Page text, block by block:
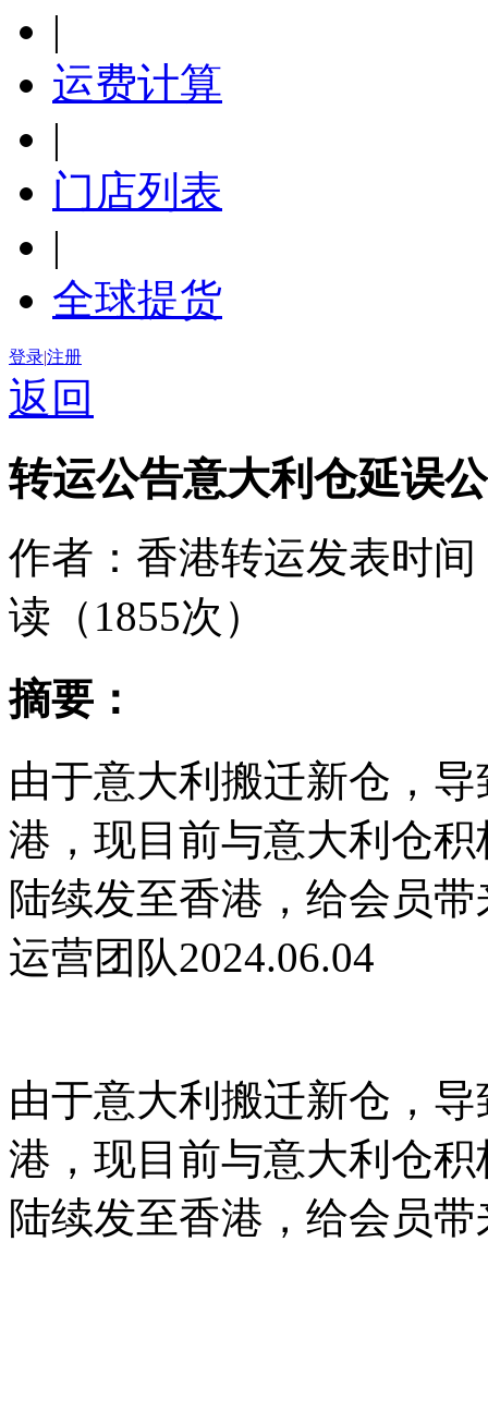
|
运费计算
|
门店列表
|
全球提货
登录|注册
返回
转运公告意大利仓延误
作者： 香港转运发表时间
读（1855次）
摘要：
由于意大利搬迁新仓，
港，现目前与意大利仓
陆续发至香港，给会员
运营团队2024.06.04
由于意大利搬迁新仓，
港，现目前与意大利仓
陆续发至香港，给会员